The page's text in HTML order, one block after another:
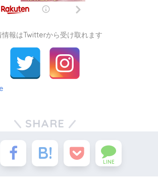
情報はTwitterから受け取れます
SHARE
LINE